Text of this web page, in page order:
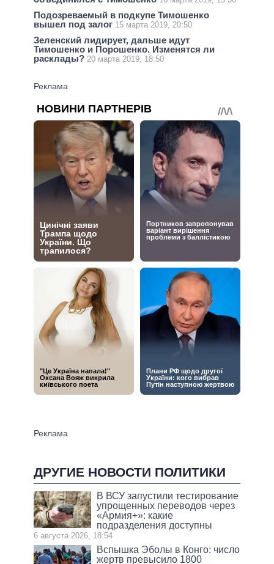
Подозреваемый в подкупе Тимошенко
вышел под залог 15 марта 2019, 20:50
Зеленский лидирует, дальше идут
Тимошенко и Порошенко. Изменятся ли
расклады? 20 марта 2019, 18:50
ДРУГИЕ НОВОСТИ ПОЛИТИКИ
В ВСУ запустили тестирование
упрощенных переводов через
«Армия+»: какие
подразделения доступны
6 августа 2026, 18:54
Вспышка Эболы в Конго: число
жертв превысило 1800